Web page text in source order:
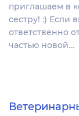
приглашаем в
сестру! :) Если
ответственно
частью новой…